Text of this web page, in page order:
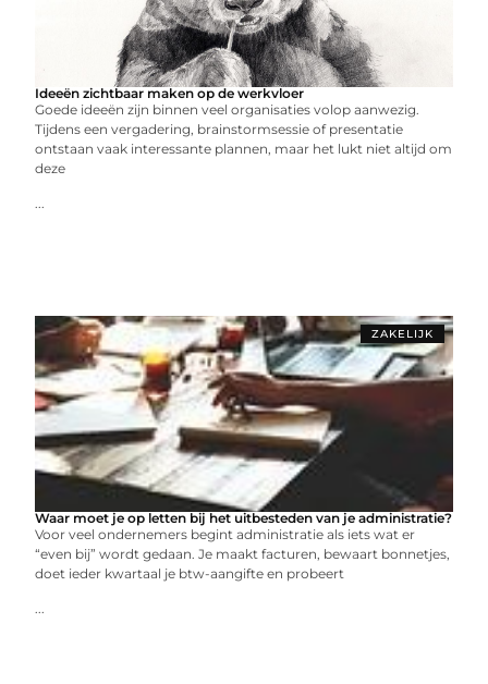
Ideeën zichtbaar maken op de werkvloer
Goede ideeën zijn binnen veel organisaties volop aanwezig.
Tijdens een vergadering, brainstormsessie of presentatie
ontstaan vaak interessante plannen, maar het lukt niet altijd om
deze
...
ZAKELIJK
Waar moet je op letten bij het uitbesteden van je administratie?
Voor veel ondernemers begint administratie als iets wat er
“even bij” wordt gedaan. Je maakt facturen, bewaart bonnetjes,
doet ieder kwartaal je btw-aangifte en probeert
...